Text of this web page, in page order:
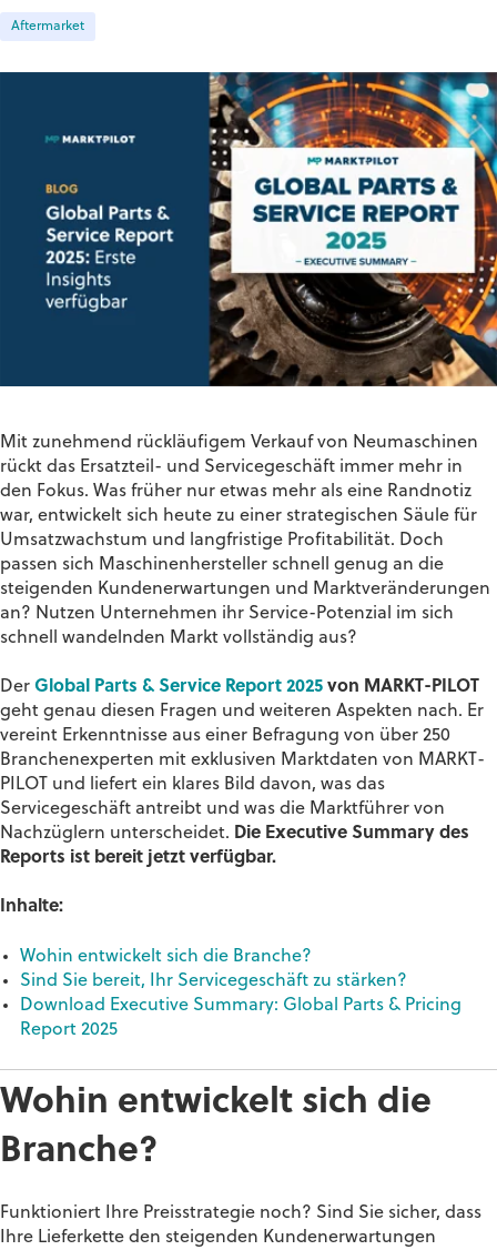
Aftermarket
Mit zunehmend rückläufigem Verkauf von Neumaschinen
rückt das Ersatzteil- und Servicegeschäft immer mehr in
den Fokus. Was früher nur etwas mehr als eine Randnotiz
war, entwickelt sich heute zu einer strategischen Säule für
Umsatzwachstum und langfristige Profitabilität. Doch
passen sich Maschinenhersteller schnell genug an die
steigenden Kundenerwartungen und Marktveränderungen
an? Nutzen Unternehmen ihr Service-Potenzial im sich
schnell wandelnden Markt vollständig aus?
Der Global Parts & Service Report 2025 von MARKT-PILOT
geht genau diesen Fragen und weiteren Aspekten nach. Er
vereint Erkenntnisse aus einer Befragung von über 250
Branchenexperten mit exklusiven Marktdaten von MARKT-
PILOT und liefert ein klares Bild davon, was das
Servicegeschäft antreibt und was die Marktführer von
Nachzüglern unterscheidet. Die Executive Summary des
Reports ist bereit jetzt verfügbar.
Inhalte:
Wohin entwickelt sich die Branche?
Sind Sie bereit, Ihr Servicegeschäft zu stärken?
Download Executive Summary: Global Parts & Pricing
Report 2025
Wohin entwickelt sich die
Branche?
Funktioniert Ihre Preisstrategie noch? Sind Sie sicher, dass
Ihre Lieferkette den steigenden Kundenerwartungen